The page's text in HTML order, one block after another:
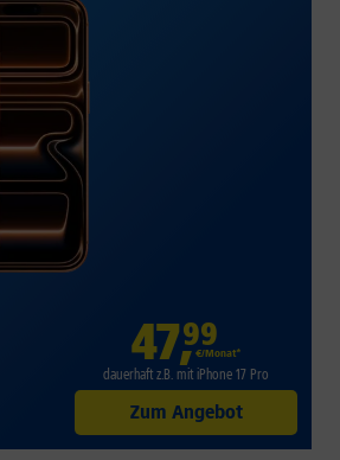
47,99
€/Monat*
dauerhaft z.B. mit iPhone 17 Pro
Zum Angebot